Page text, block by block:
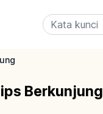
Berkunjung